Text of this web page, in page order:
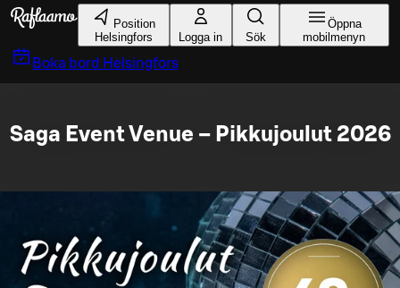
Gå till huvudinnehållet
Position
Helsingfors
Logga in Sök
Öppna
mobilmenyn
Boka bord Helsingfors
Saga Event Venue – Pikkujoulut 2026